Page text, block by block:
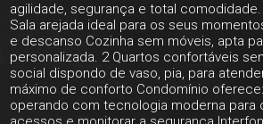
agilidade, segurança e total
Sala arejada ideal para os seus
e descanso Cozinha sem móveis, apta
personalizada. 2 Quartos confortáveis
social dispondo de vaso, pia, para
máximo de conforto Condomínio
operando com tecnologia moderna para